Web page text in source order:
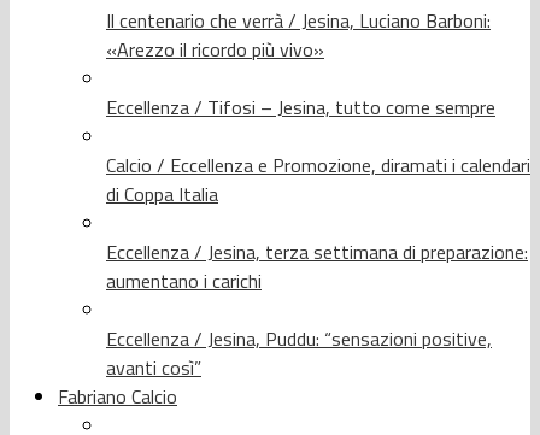
Il centenario che verrà / Jesina, Luciano Barboni:
«Arezzo il ricordo più vivo»
Eccellenza / Tifosi – Jesina, tutto come sempre
Calcio / Eccellenza e Promozione, diramati i calendari
di Coppa Italia
Eccellenza / Jesina, terza settimana di preparazione:
aumentano i carichi
Eccellenza / Jesina, Puddu: “sensazioni positive,
avanti così”
Fabriano Calcio